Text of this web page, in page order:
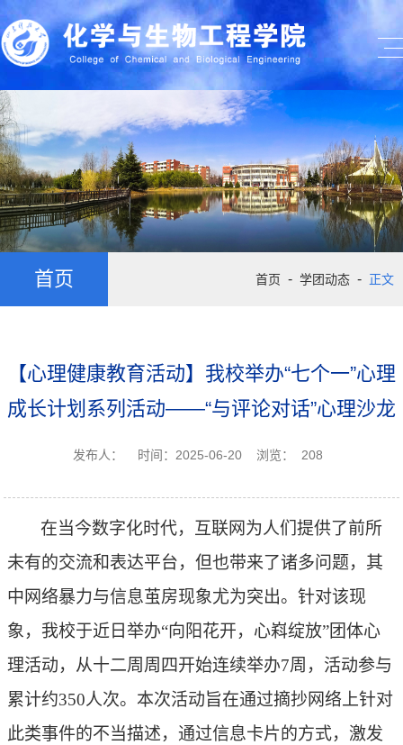
首页 首页 - 学团动态 - 正文
【心理健康教育活动】我校举办“七个一”心理
成长计划系列活动——“与评论对话”心理沙龙
发布人： 时间：2025-06-20 浏览： 208
在当今数字化时代，互联网为人们提供了前所
未有的交流和表达平台，但也带来了诸多问题，其
中网络暴力与信息茧房现象尤为突出。针对该现
象，我校于近日举办“向阳花开，心嵙绽放”团体心
理活动，从十二周周四开始连续举办7周，活动参与
累计约350人次。本次活动旨在通过摘抄网络上针对
此类事件的不当描述，通过信息卡片的方式，激发